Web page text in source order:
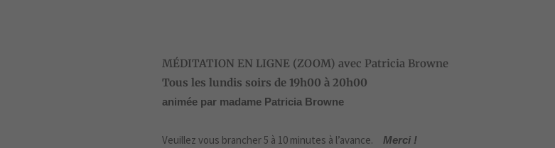
MÉDITATION EN LIGNE (ZOOM) avec Patricia Browne
Tous les lundis soirs de 19h00 à 20h00
animée par madame Patricia Browne
Veuillez vous brancher 5 à 10 minutes à l’avance. Merci !